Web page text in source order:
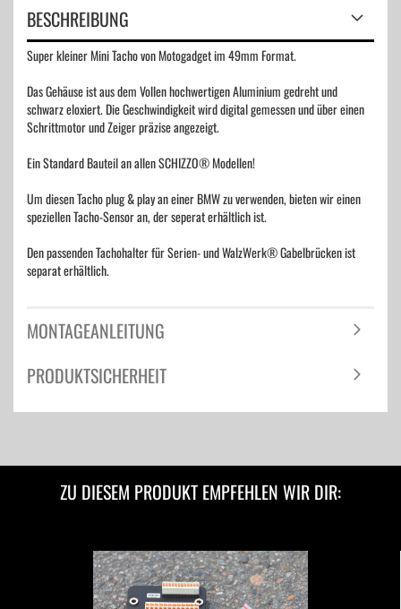
BESCHREIBUNG
Super kleiner Mini Tacho von Motogadget im 49mm Format.
Das Gehäuse ist aus dem Vollen hochwertigen Aluminium gedreht und
schwarz eloxiert. Die Geschwindigkeit wird digital gemessen und über einen
Schrittmotor und Zeiger präzise angezeigt.
Ein Standard Bauteil an allen SCHIZZO® Modellen!
Um diesen Tacho plug & play an einer BMW zu verwenden, bieten wir einen
speziellen Tacho-Sensor an, der seperat erhältlich ist.
Den passenden Tachohalter für Serien- und WalzWerk® Gabelbrücken ist
separat erhältlich.
MONTAGEANLEITUNG
PRODUKTSICHERHEIT
ZU DIESEM PRODUKT EMPFEHLEN WIR DIR: